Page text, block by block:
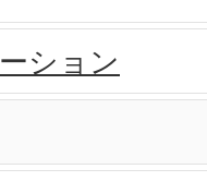
ション